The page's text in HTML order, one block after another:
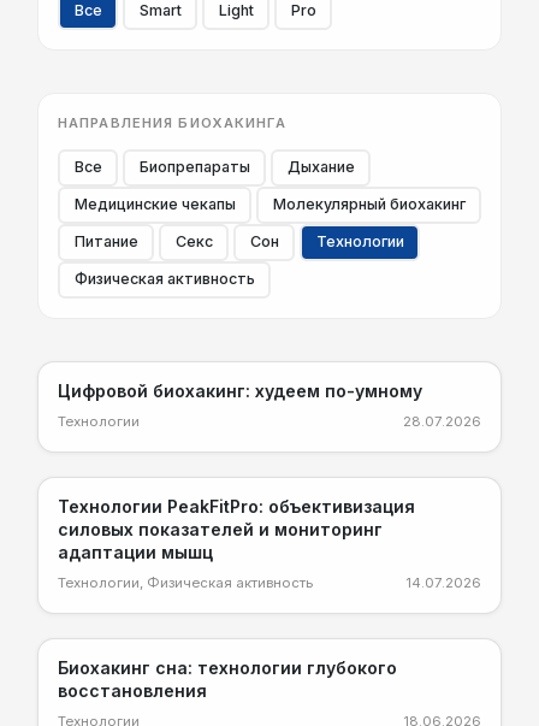
Все Smart Light Pro
НАПРАВЛЕНИЯ БИОХАКИНГА
Все Биопрепараты Дыхание
Медицинские чекапы Молекулярный биохакинг
Питание Секс Сон Технологии
Физическая активность
SMART
Цифровой биохакинг: худеем по-умному
Технологии 28.07.2026
LIGHT
Технологии PeakFitPro: объективизация
силовых показателей и мониторинг
адаптации мышц
Технологии Физическая активность 14.07.2026
LIGHT
Биохакинг сна: технологии глубокого
восстановления
Технологии 18.06.2026